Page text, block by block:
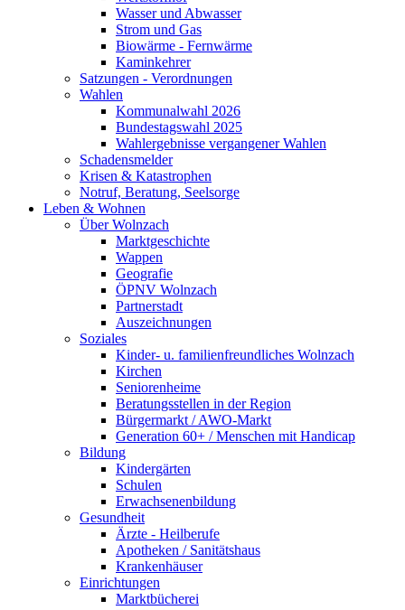
Wasser und Abwasser
Strom und Gas
Biowärme - Fernwärme
Kaminkehrer
Satzungen - Verordnungen
Wahlen
Kommunalwahl 2026
Bundestagswahl 2025
Wahlergebnisse vergangener Wahlen
Schadensmelder
Krisen & Katastrophen
Notruf, Beratung, Seelsorge
Leben & Wohnen
Über Wolnzach
Marktgeschichte
Wappen
Geografie
ÖPNV Wolnzach
Partnerstadt
Auszeichnungen
Soziales
Kinder- u. familienfreundliches Wolnzach
Kirchen
Seniorenheime
Beratungsstellen in der Region
Bürgermarkt / AWO-Markt
Generation 60+ / Menschen mit Handicap
Bildung
Kindergärten
Schulen
Erwachsenenbildung
Gesundheit
Ärzte - Heilberufe
Apotheken / Sanitätshaus
Krankenhäuser
Einrichtungen
Marktbücherei